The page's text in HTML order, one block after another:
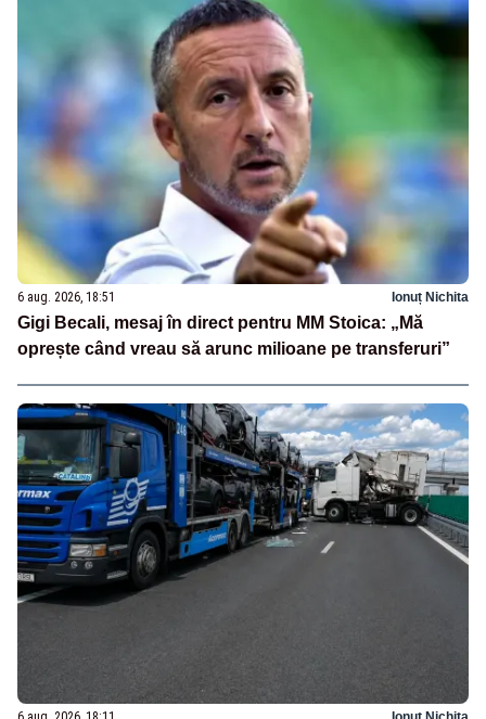
6 aug. 2026, 18:51 Ionuț Nichita
Gigi Becali, mesaj în direct pentru MM Stoica: „Mă
oprește când vreau să arunc milioane pe transferuri”